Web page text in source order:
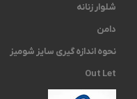
شلوار زنانه
دامن
نحوه اندازه گیری ‫سایز شومیز
Out Let